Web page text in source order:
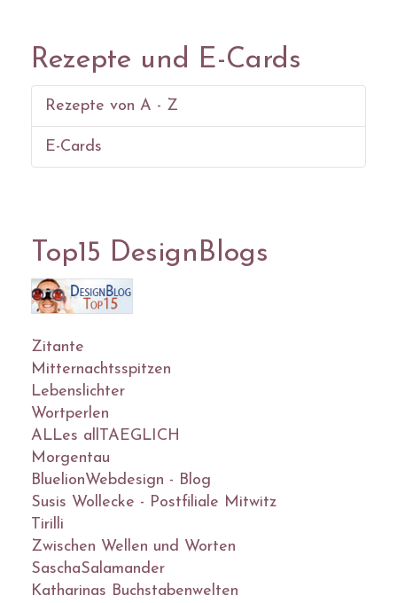
Rezepte und E-Cards
Rezepte von A - Z
E-Cards
Top15 DesignBlogs
Zitante
Mitternachtsspitzen
Lebenslichter
Wortperlen
ALLes allTAEGLICH
Morgentau
BluelionWebdesign - Blog
Susis Wollecke - Postfiliale Mitwitz
Tirilli
Zwischen Wellen und Worten
SaschaSalamander
Katharinas Buchstabenwelten